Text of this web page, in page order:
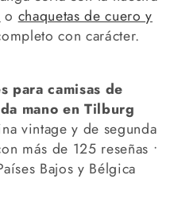
o chaquetas de cuero y
con carácter.
para camisas de
mano en Tilburg
vintage y de segunda
más de 125 reseñas •
Bajos y Bélgica